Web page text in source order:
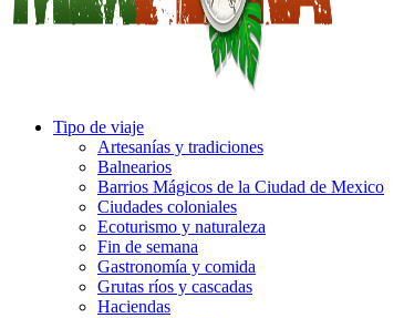
Tipo de viaje
Artesanías y tradiciones
Balnearios
Barrios Mágicos de la Ciudad de Mexico
Ciudades coloniales
Ecoturismo y naturaleza
Fin de semana
Gastronomía y comida
Grutas ríos y cascadas
Haciendas